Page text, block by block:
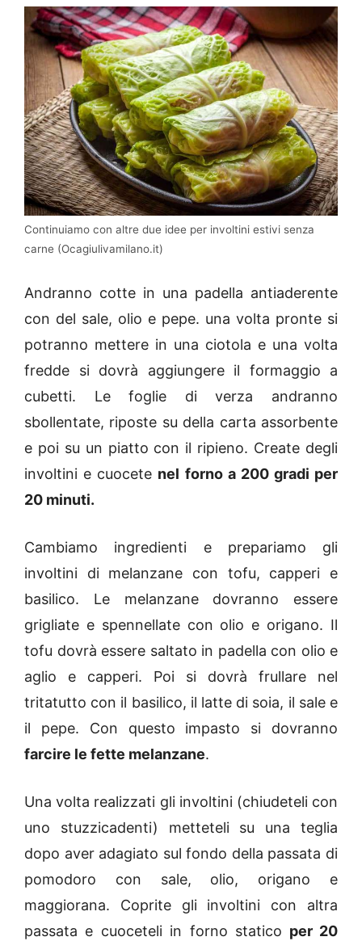
Continuiamo con altre due idee per involtini estivi senza
carne (Ocagiulivamilano.it)
Andranno cotte in una padella antiaderente
con del sale, olio e pepe. una volta pronte si
potranno mettere in una ciotola e una volta
fredde si dovrà aggiungere il formaggio a
cubetti. Le foglie di verza andranno
sbollentate, riposte su della carta assorbente
e poi su un piatto con il ripieno. Create degli
involtini e cuocete nel forno a 200 gradi per
20 minuti.
Cambiamo ingredienti e prepariamo gli
involtini di melanzane con tofu, capperi e
basilico. Le melanzane dovranno essere
grigliate e spennellate con olio e origano. Il
tofu dovrà essere saltato in padella con olio e
aglio e capperi. Poi si dovrà frullare nel
tritatutto con il basilico, il latte di soia, il sale e
il pepe. Con questo impasto si dovranno
farcire le fette melanzane.
Una volta realizzati gli involtini (chiudeteli con
uno stuzzicadenti) metteteli su una teglia
dopo aver adagiato sul fondo della passata di
pomodoro con sale, olio, origano e
maggiorana. Coprite gli involtini con altra
passata e cuoceteli in forno statico per 20